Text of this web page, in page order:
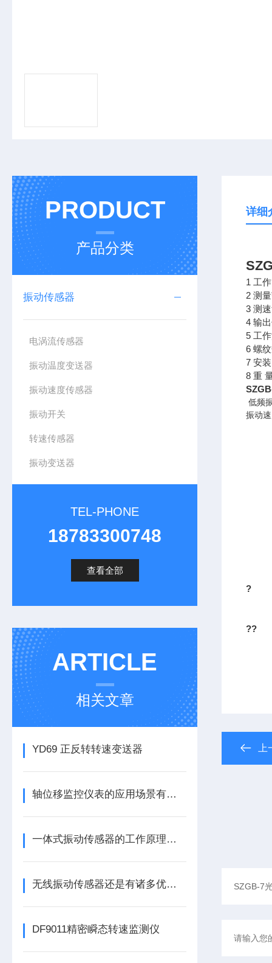
PRODUCT
产品分类
振动传感器
电涡流传感器
振动温度变送器
振动速度传感器
振动开关
转速传感器
振动变送器
TEL-PHONE
18783300748
查看全部
ARTICLE
相关文章
YD69 正反转转速变送器
轴位移监控仪表的应用场景有哪些呢
一体式振动传感器的工作原理是什么？
无线振动传感器还是有诸多优势的
DF9011精密瞬态转速监测仪
详细
1 工
2 测
3 测
4 输
5 工
6 螺
7 安
8 重
低频
振动
?
??